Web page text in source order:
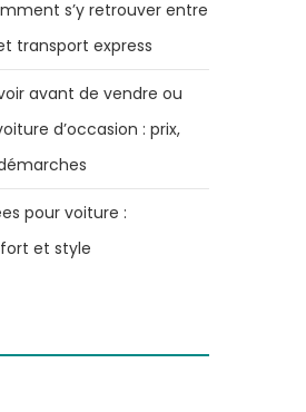
s’y retrouver entre
transport express
avant de vendre ou
d’occasion : prix,
pour voiture :
et style